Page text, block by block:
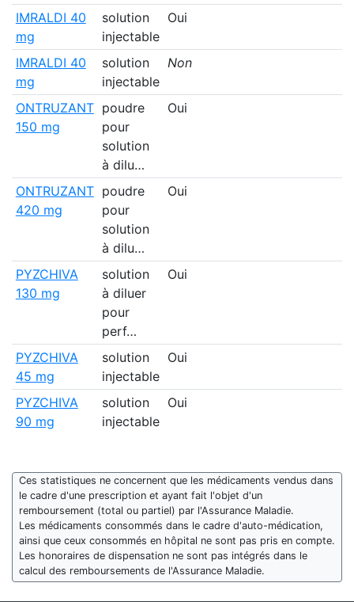
IMRALDI 40
mg
solution
injectable
Oui
IMRALDI 40
mg
solution
injectable
Non
ONTRUZANT
150 mg
poudre
pour
solution
à dilu…
Oui
ONTRUZANT
420 mg
poudre
pour
solution
à dilu…
Oui
PYZCHIVA
130 mg
solution
à diluer
pour
perf…
Oui
PYZCHIVA
45 mg
solution
injectable
Oui
PYZCHIVA
90 mg
solution
injectable
Oui
Ces statistiques ne concernent que les médicaments vendus dans
le cadre d'une prescription et ayant fait l'objet d'un
remboursement (total ou partiel) par l'Assurance Maladie.
Les médicaments consommés dans le cadre d'auto-médication,
ainsi que ceux consommés en hôpital ne sont pas pris en compte.
Les honoraires de dispensation ne sont pas intégrés dans le
calcul des remboursements de l'Assurance Maladie.